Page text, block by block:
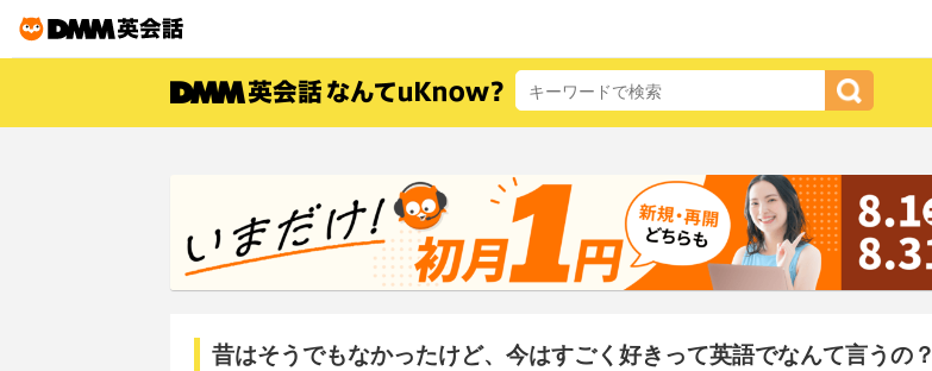
昔はそうでもなかったけど、今はすごく好きって英語でなんて言うの？